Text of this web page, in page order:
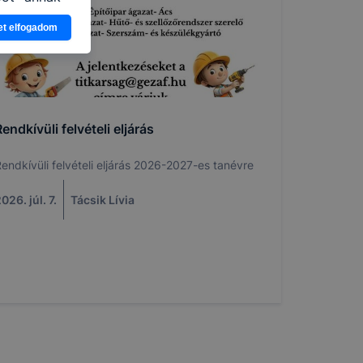
felvételi eljárás
felvételi eljárás 2026-2027-es tanévre
júl. 7. Tácsik Lívia
ha
és hogyan
a cookie-k
és
honlap a
elfogadom